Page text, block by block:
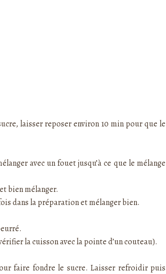
laisser reposer environ 10 min pour que le
avec un fouet jusqu’à ce que le mélange
bien mélanger.
dans la préparation et mélanger bien.
la cuisson avec la pointe d’un couteau).
faire fondre le sucre. Laisser refroidir puis